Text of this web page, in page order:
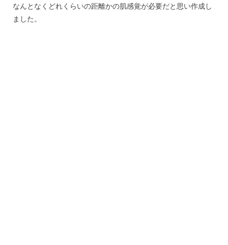
なんとなくどれくらいの距離かの肌感覚が必要だと思い作成し
ました。